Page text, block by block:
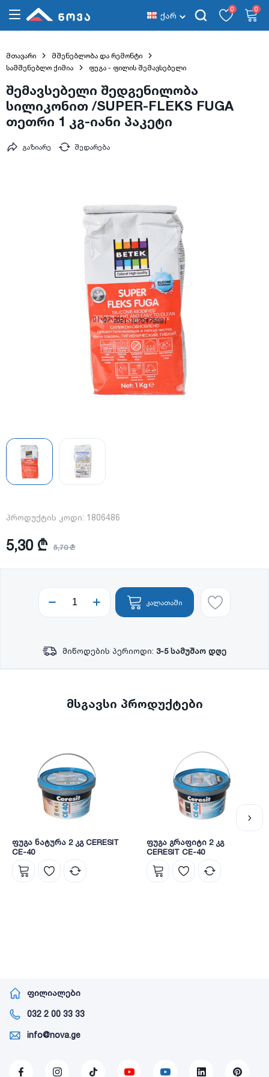
ქარ
0 0
მთავარი
მშენებლობა და რემონტი
სამშენებლო ქიმია
ფუგა - ფილის შემავსებელი
შემავსებელი შედგენილობა
სილიკონით /SUPER-FLEKS FUGA
თეთრი 1 კგ-იანი პაკეტი
შედარება
გაზიარე
პროდუქტის კოდი: 1806486
5,30 ₾ 5,70 ₾
კალათაში
მიწოდების პერიოდი: 3-5 სამუშაო დღე
მსგავსი პროდუქტები
ფუგა ნატურა 2 კგ CERESIT
CE-40
ფუგა გრაფიტი 2 კგ
CERESIT CE-40
ფილიალები
032 2 00 33 33
info@nova.ge